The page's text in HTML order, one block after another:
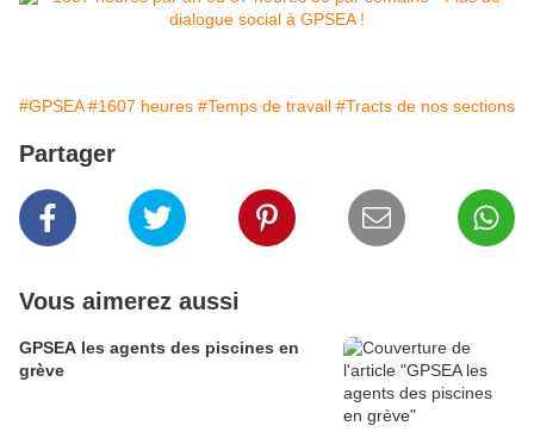
#GPSEA #1607 heures #Temps de travail #Tracts de nos sections
Partager
Vous aimerez aussi
GPSEA les agents des piscines en
grève